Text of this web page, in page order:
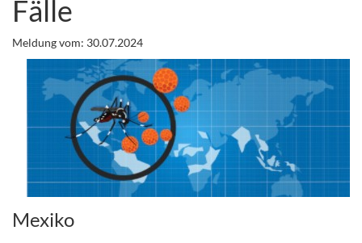
Fälle
Meldung vom: 30.07.2024
Mexiko